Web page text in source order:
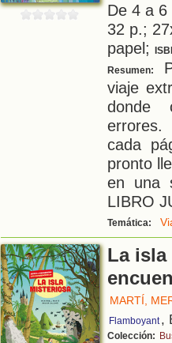
De 4 a
32 p.;
papel;
Resumen:
viaje
donde
errores.
cada
pronto
en una
LIBRO
Temática:
La
MARTÍ,
Flamboyant ,
Colección: